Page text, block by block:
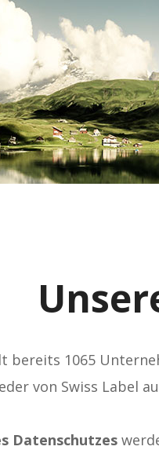
bereits 1065
von Swiss Label
Datenschutzes